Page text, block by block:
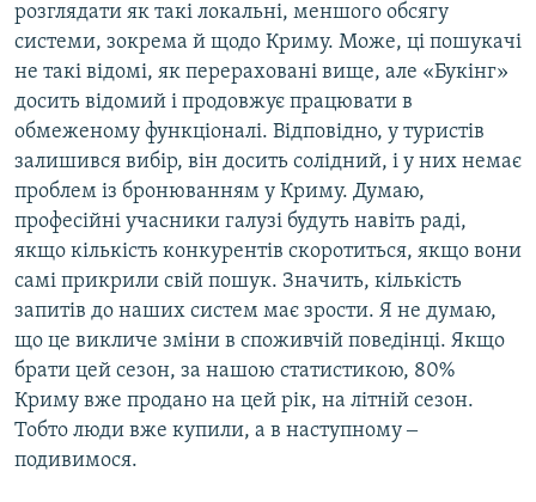
розглядати як такі локальні, меншого обсягу
системи, зокрема й щодо Криму. Може, ці пошукачі
не такі відомі, як перераховані вище, але «Букінг»
досить відомий і продовжує працювати в
обмеженому функціоналі. Відповідно, у туристів
залишився вибір, він досить солідний, і у них немає
проблем із бронюванням у Криму. Думаю,
професійні учасники галузі будуть навіть раді,
якщо кількість конкурентів скоротиться, якщо вони
самі прикрили свій пошук. Значить, кількість
запитів до наших систем має зрости. Я не думаю,
що це викличе зміни в споживчій поведінці. Якщо
брати цей сезон, за нашою статистикою, 80%
Криму вже продано на цей рік, на літній сезон.
Тобто люди вже купили, а в наступному ‒
подивимося.